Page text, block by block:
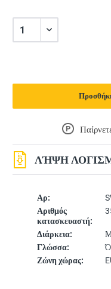
Αρ:
Αριθμός
κατασκευαστή:
Διάρκεια:
Γλώσσα:
Ζώνη χώρας:
P
ΛΉΨΗ